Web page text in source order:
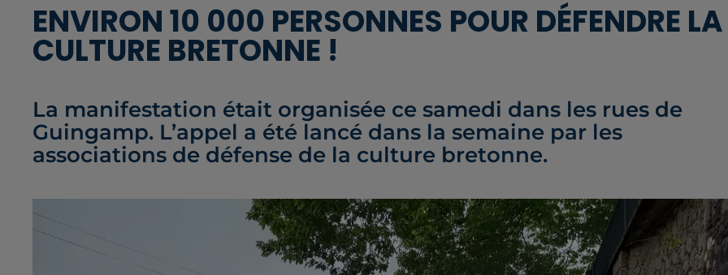
ENVIRON 10 000 PERSONNES POUR DÉFENDRE LA
CULTURE BRETONNE !
La manifestation était organisée ce samedi dans les rues de
Guingamp. L’appel a été lancé dans la semaine par les
associations de défense de la culture bretonne.